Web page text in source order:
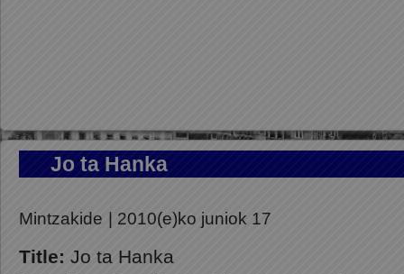
Jo ta Hanka
Mintzakide | 2010(e)ko juniok 17
Title:Jo ta Hanka